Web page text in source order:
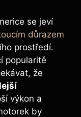
se jeví
důrazem
prostředí.
popularitě
že
výkon a
by